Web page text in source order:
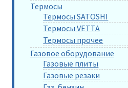
Термосы
Термосы SATOSHI
Термосы VETTA
Термосы прочее
Газовое оборудование
Газовые плиты
Газовые резаки